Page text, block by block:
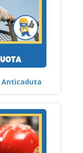
Anticaduta